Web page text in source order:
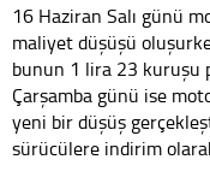
16 Haziran Salı günü
maliyet düşüşü
bunun 1 lira 23 kuruşu
Çarşamba günü ise
yeni bir düşüş
sürücülere indirim